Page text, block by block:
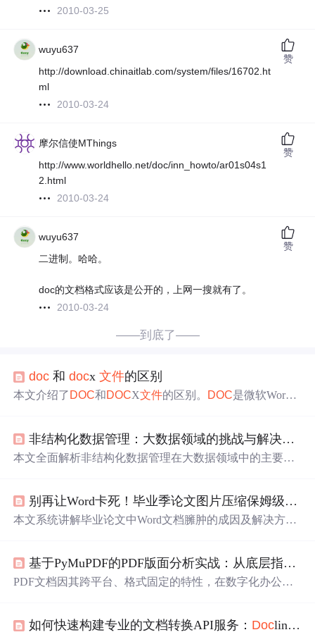
2010-03-25
wuyu637
http://download.chinaitlab.com/system/files/16702.ht
ml
2010-03-24
赞
摩尔信使MThings
http://www.worldhello.net/doc/inn_howto/ar01s04s1
2.html
2010-03-24
赞
wuyu637
二进制。哈哈。
doc的文档格式应该是公开的，上网一搜就有了。
2010-03-24
赞
——到底了——
doc 和docx文件的区别
本文介绍了 DOC和DOCX文件的区别。 DOC是微软Word 9
清晰、安全性高，但存在兼容性问题。还给出了不同场景
下的格式选择建议。
非结构化数据管理：大数据领域的挑战与解决方案全解析
本文全面解析非结构化数据管理在大数据领域中的主要挑
项目实战案例展示实际应用方法，适用于数据工程师、分
析师及相关技术人员。
别再让Word卡死！毕业季论文图片压缩保姆级教程（含Visio批量处理）
本文系统讲解毕业论文中Word文档臃肿的成因及解决方
单图选择性、全局默认设置），并针对Visio提出预压缩、
选择性粘贴转换、Ctrl+Shift+F9批量域转换等专业技巧。同
小 文件体积。
基于PyMuPDF的PDF版面分析实战：从底层指令到结构化文档
PDF文档因其跨平台、格式固定的特性，在数字化办公和
格和图片。PDF版面分析技术正是为了解决这一核心问
如何快速构建专业的文档转换API服务： Docling Serve完整指南